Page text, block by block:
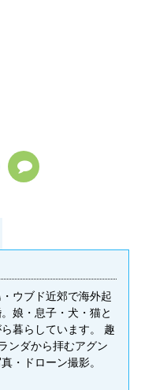
ウブド近郊で海外起
娘・息子・犬・猫と
暮らしています。 趣
ンダから拝むアグン
・ドローン撮影。